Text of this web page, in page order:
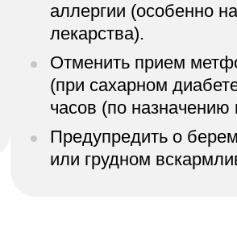
аллергии (особенно на
лекарства).
Отменить прием
(при сахарном
часов (по назначению
Предупредить о
или грудном